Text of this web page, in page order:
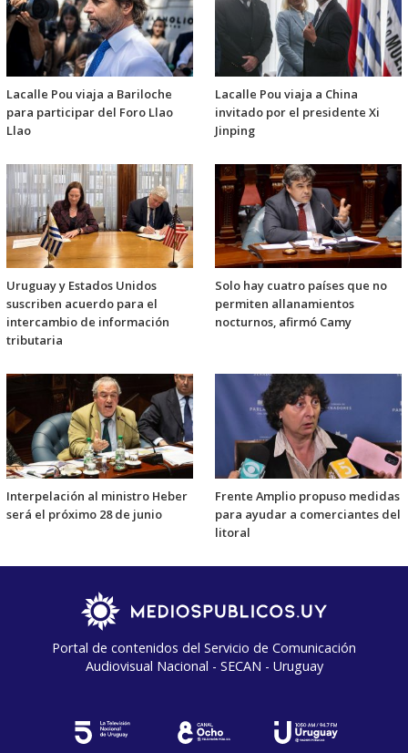
Lacalle Pou viaja a Bariloche
para participar del Foro Llao
Llao
Lacalle Pou viaja a China
invitado por el presidente Xi
Jinping
Uruguay y Estados Unidos
suscriben acuerdo para el
intercambio de información
tributaria
Solo hay cuatro países que no
permiten allanamientos
nocturnos, afirmó Camy
Interpelación al ministro Heber
será el próximo 28 de junio
Frente Amplio propuso medidas
para ayudar a comerciantes del
litoral
Portal de contenidos del Servicio de Comunicación
Audiovisual Nacional - SECAN - Uruguay